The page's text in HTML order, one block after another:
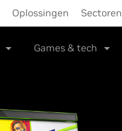
Oplossingen Sectoren
Games & tech